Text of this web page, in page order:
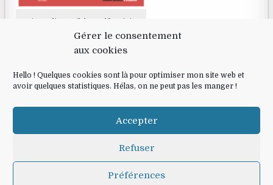
Gérer le consentement
aux cookies
Hello ! Quelques cookies sont là pour optimiser mon site web et
avoir quelques statistiques. Hélas, on ne peut pas les manger !
Accepter
Refuser
Préférences
Livre disponible en librairie
RECHERCHE
Copyright © 2026 Mes trucs de prof